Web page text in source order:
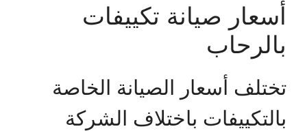
أسعار صيانة تكييفات
بالرحاب
تختلف أسعار الصيانة الخاصة
بالتكييفات باختلاف الشركة